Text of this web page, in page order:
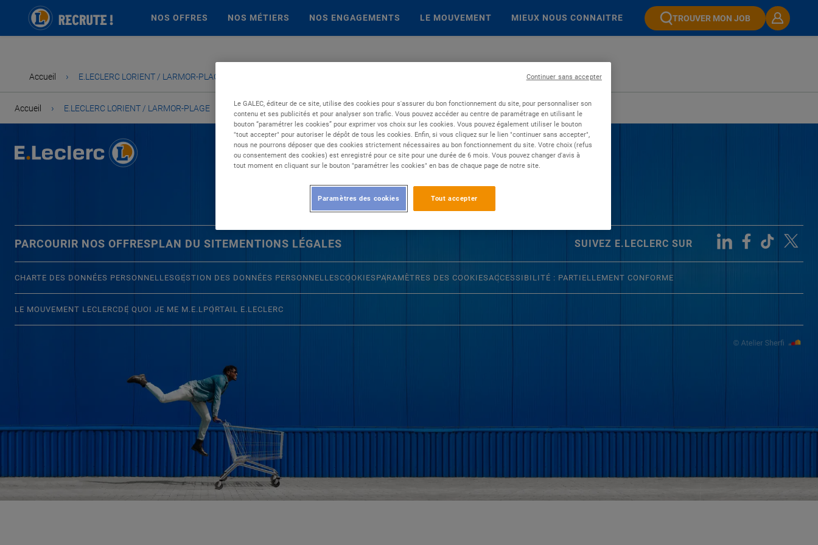
NOS OFFRES NOS MÉTIERS NOS ENGAGEMENTS LE MOUVEMENT MIEUX NOUS CONNAITRE TROUVER MON JOB
Accueil › E.LECLERC LORIENT / LARMOR-PLAGE
Accueil › E.LECLERC LORIENT / LARMOR-PLAGE
PARCOURIR NOS OFFRESPLAN DU SITEMENTIONS LÉGALES SUIVEZ E.LECLERC SUR
CHARTE DES DONNÉES PERSONNELLESGESTION DES DONNÉES PERSONNELLESCOOKIES PARAMÈTRES DES COOKIESACCESSIBILITÉ : PARTIELLEMENT CONFORME
LE MOUVEMENT LECLERCDE QUOI JE ME M.E.LPORTAIL E.LECLERC
Le GALEC, éditeur de ce site, utilise des cookies pour s'assurer du bon fonctionnement du site, pour personnaliser son
contenu et ses publicités et pour analyser son trafic. Vous pouvez accéder au centre de paramétrage en utilisant le
bouton “paramétrer les cookies” pour exprimer vos choix sur les cookies. Vous pouvez également utiliser le bouton
"tout accepter" pour autoriser le dépôt de tous les cookies. Enfin, si vous cliquez sur le lien "continuer sans accepter",
nous ne pourrons déposer que des cookies strictement nécessaires au bon fonctionnement du site. Votre choix (refus
ou consentement des cookies) est enregistré pour ce site pour une durée de 6 mois. Vous pouvez changer d'avis à
tout moment en cliquant sur le bouton "paramétrer les cookies" en bas de chaque page de notre site.
Tout accepter
Paramètres des cookies
Continuer sans accepter